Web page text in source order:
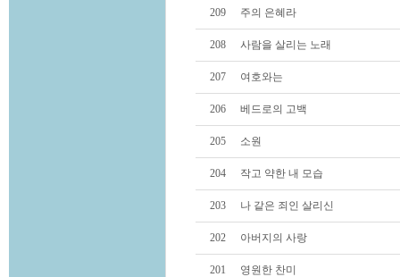
209 주의 은혜라
208 사람을 살리는 노래
207 여호와는
206 베드로의 고백
205 소원
204 작고 약한 내 모습
203 나 같은 죄인 살리신
202 아버지의 사랑
201 영원한 찬미